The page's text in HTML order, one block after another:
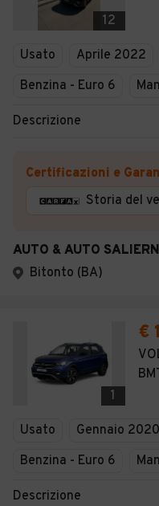
12
Usato Aprile 2022
Benzina - Euro 6
Descrizione
Certificazioni e
Storia del
AUTO & AUTO
Bitonto (BA)
1
€
Usato Gennaio 2020
Benzina - Euro 6
Descrizione